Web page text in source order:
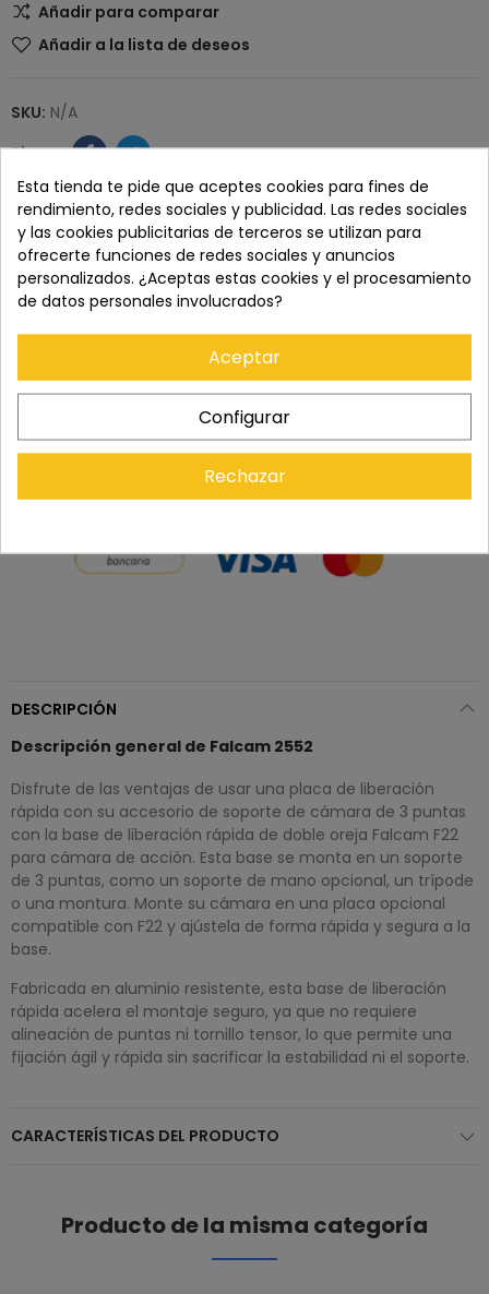
Añadir para comparar
Añadir a la lista de deseos
SKU: N/A
Paga con tranquilidad en nuestro TPV virtual 100%
seguro.
Los pedidos se entregan en un plazo de 5 a 7 días
Recuerda que tienes 15 días, desde la recepción
del pedido, para solicitar la devolución.
DESCRIPCIÓN
Descripción general de Falcam 2552
Disfrute de las ventajas de usar una placa de liberación
rápida con su accesorio de soporte de cámara de 3 puntas
con la base de liberación rápida de doble oreja Falcam F22
para cámara de acción. Esta base se monta en un soporte
de 3 puntas, como un soporte de mano opcional, un trípode
o una montura. Monte su cámara en una placa opcional
compatible con F22 y ajústela de forma rápida y segura a la
base.
Fabricada en aluminio resistente, esta base de liberación
rápida acelera el montaje seguro, ya que no requiere
alineación de puntas ni tornillo tensor, lo que permite una
fijación ágil y rápida sin sacrificar la estabilidad ni el soporte.
CARACTERÍSTICAS DEL PRODUCTO
Producto de la misma categoría
Esta tienda te pide que aceptes cookies para fines de
rendimiento, redes sociales y publicidad. Las redes sociales
y las cookies publicitarias de terceros se utilizan para
ofrecerte funciones de redes sociales y anuncios
personalizados. ¿Aceptas estas cookies y el procesamiento
de datos personales involucrados?
Aceptar
Configurar
Rechazar